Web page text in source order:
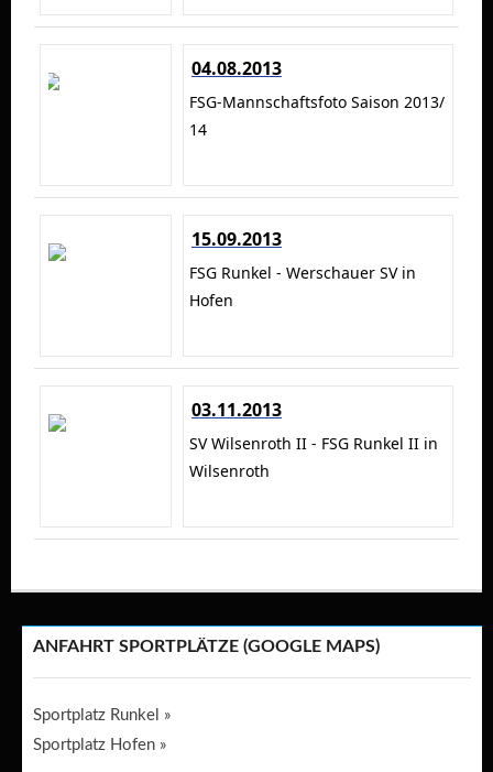
04.08.2013
FSG-Mannschaftsfoto Saison 2013/
14
15.09.2013
FSG Runkel - Werschauer SV in
Hofen
03.11.2013
SV Wilsenroth II - FSG Runkel II in
Wilsenroth
ANFAHRT SPORTPLÄTZE (GOOGLE MAPS)
Sportplatz Runkel »
Sportplatz Hofen »